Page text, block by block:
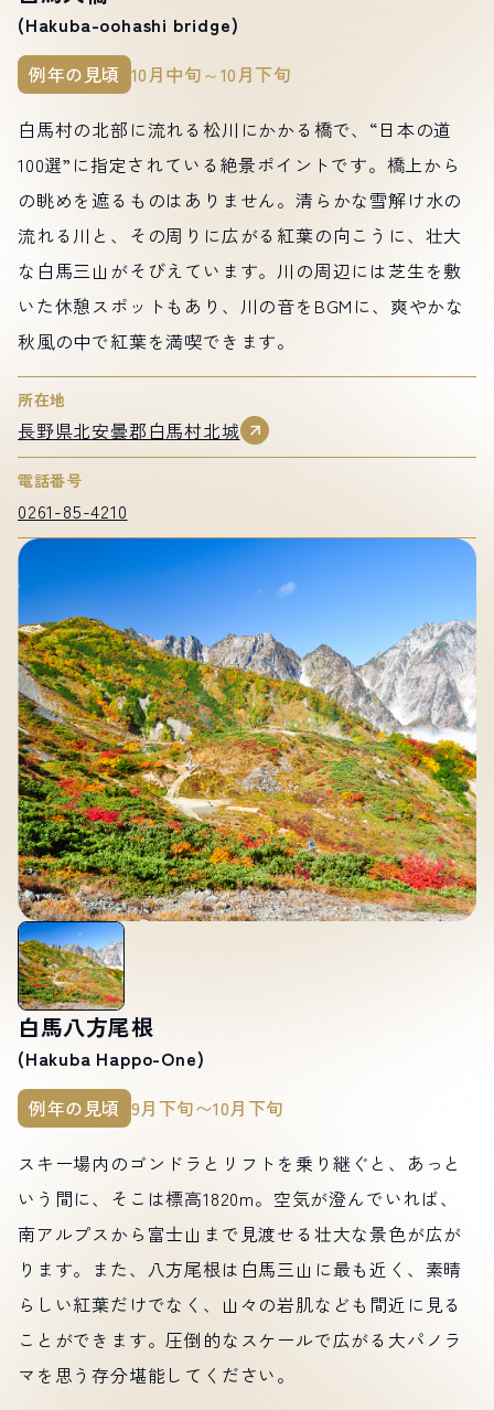
(Hakuba-oohashi bridge)
例年の見頃 10月中旬～10月下旬
白馬村の北部に流れる松川にかかる橋で、“日本の道
100選”に指定されている絶景ポイントです。橋上から
の眺めを遮るものはありません。清らかな雪解け水の
流れる川と、その周りに広がる紅葉の向こうに、壮大
な白馬三山がそびえています。川の周辺には芝生を敷
いた休憩スポットもあり、川の音をBGMに、爽やかな
秋風の中で紅葉を満喫できます。
所在地
長野県北安曇郡白馬村北城
電話番号
0261-85-4210
白馬八方尾根
(Hakuba Happo-One)
例年の見頃 9月下旬〜10月下旬
スキー場内のゴンドラとリフトを乗り継ぐと、あっと
いう間に、そこは標高1820m。空気が澄んでいれば、
南アルプスから富士山まで見渡せる壮大な景色が広が
ります。また、八方尾根は白馬三山に最も近く、素晴
らしい紅葉だけでなく、山々の岩肌なども間近に見る
ことができます。圧倒的なスケールで広がる大パノラ
マを思う存分堪能してください。